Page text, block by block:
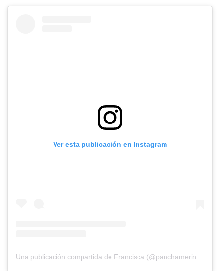
Ver esta publicación en Instagram
Una publicación compartida de Francisca (@panchamerino1)